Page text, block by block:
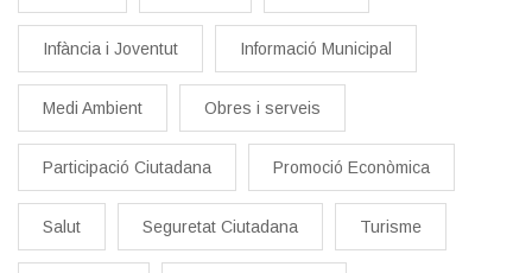
Infància i Joventut Informació Municipal
Medi Ambient Obres i serveis
Participació Ciutadana Promoció Econòmica
Salut Seguretat Ciutadana Turisme